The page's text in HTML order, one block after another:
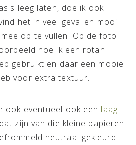
leeg laten, doe ik ook
het in veel gevallen mooi
op te vullen. Op de foto
hoe ik een rotan
gebruikt en daar een mooie
voor extra textuur.
ook eventueel ook een laag
zijn van die kleine papieren
neutraal gekleurd